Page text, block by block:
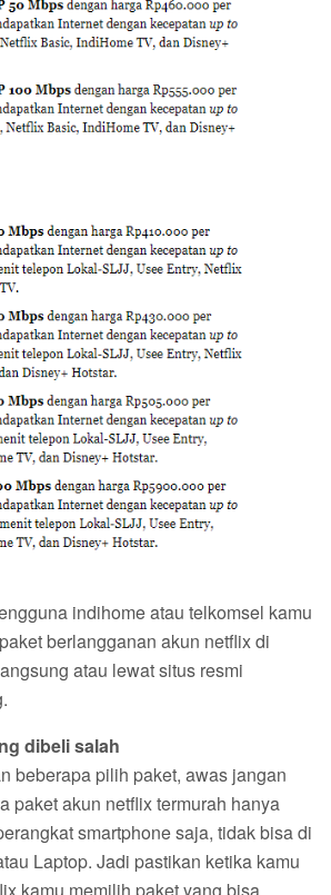
indihome atau telkomsel kamu
berlangganan akun netflix di
atau lewat situs resmi
dibeli salah
beberapa pilih paket, awas jangan
paket akun netflix termurah hanya
smartphone saja, tidak bisa di
Laptop. Jadi pastikan ketika kamu
kamu memilih paket yang bisa